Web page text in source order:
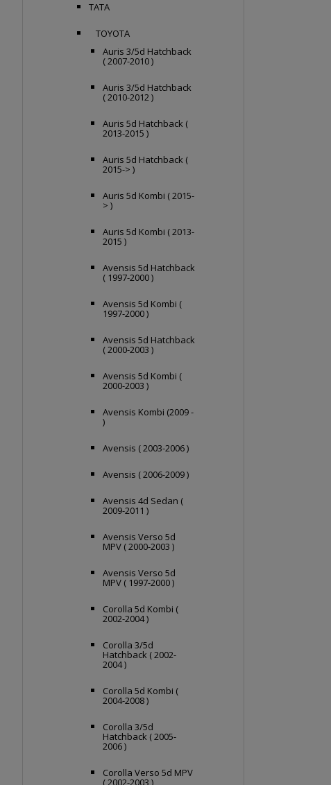
TATA
TOYOTA
Auris 3/5d Hatchback
( 2007-2010 )
Auris 3/5d Hatchback
( 2010-2012 )
Auris 5d Hatchback (
2013-2015 )
Auris 5d Hatchback (
2015-> )
Auris 5d Kombi ( 2015-
> )
Auris 5d Kombi ( 2013-
2015 )
Avensis 5d Hatchback
( 1997-2000 )
Avensis 5d Kombi (
1997-2000 )
Avensis 5d Hatchback
( 2000-2003 )
Avensis 5d Kombi (
2000-2003 )
Avensis Kombi (2009 -
)
Avensis ( 2003-2006 )
Avensis ( 2006-2009 )
Avensis 4d Sedan (
2009-2011 )
Avensis Verso 5d
MPV ( 2000-2003 )
Avensis Verso 5d
MPV ( 1997-2000 )
Corolla 5d Kombi (
2002-2004 )
Corolla 3/5d
Hatchback ( 2002-
2004 )
Corolla 5d Kombi (
2004-2008 )
Corolla 3/5d
Hatchback ( 2005-
2006 )
Corolla Verso 5d MPV
( 2002-2003 )